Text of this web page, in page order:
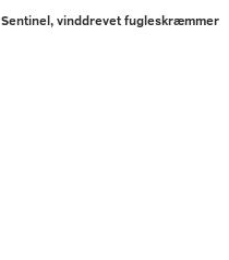
Sentinel, vinddrevet fugleskræmmer